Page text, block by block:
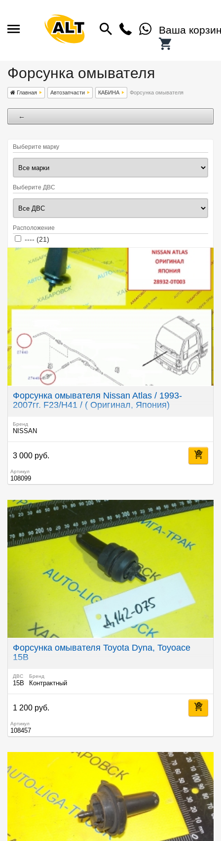
Ваша
Форсунка омывателя
Главная Автозапчасти КАБИНА Форсунка омывателя
←
Выберите марку
Выберите ДВС
Расположение
Apply ---- filter
---- (21)
Форсунка омывателя Nissan Atlas / 1993-
2007гг. F23/H41 / ( Оригинал, Япония)
Бренд
NISSAN
3 000 руб.
Артикул
108099
Форсунка омывателя Toyota Dyna, Toyoace
15B
ДВС
15B
Бренд
Контрактный
1 200 руб.
Артикул
108457